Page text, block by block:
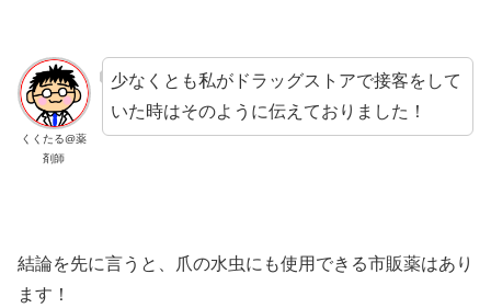
くくたる@薬
剤師
少なくとも私がドラッグストアで接客をして
いた時はそのように伝えておりました！
結論を先に言うと、爪の水虫にも使用できる市販薬はあり
ます！